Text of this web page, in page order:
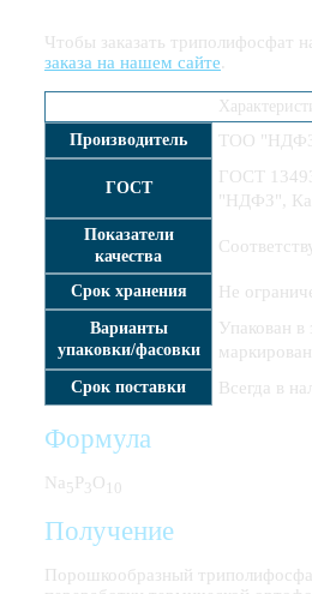
Чтобы заказать триполифосфат
заказа на нашем сайте
Производитель
ТОО
ГОСТ
ГОСТ
"НДФЗ",
Показатели
качества
Срок хранения Не
Варианты
упаковки/фасовки
Упакован
Срок поставки Всегда в
Формула
Na 5 P 3O 10
Получение
Порошкообразный